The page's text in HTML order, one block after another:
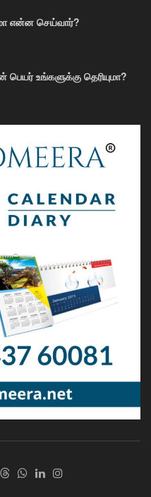
என்ன செய்வார்?
உங்களுக்கு தெரியுமா?